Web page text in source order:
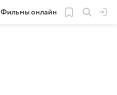
Фильмы онлайн